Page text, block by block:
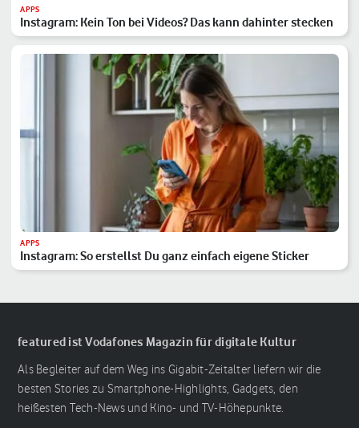
APPS
Instagram: Kein Ton bei Videos? Das kann dahinter stecken
APPS
Instagram: So erstellst Du ganz einfach eigene Sticker
featured ist Vodafones Magazin für digitale Kultur
Als Begleiter auf dem Weg ins Gigabit-Zeitalter liefern wir die
besten Stories zu Smartphone-Highlights, Gadgets, den
heißesten Tech-News und Kino- und TV-Höhepunkte.